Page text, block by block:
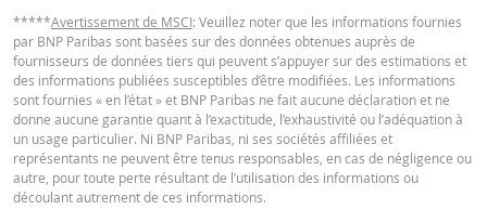
*****Avertissement de MSCI: Veuillez noter que les informations fournies
par BNP Paribas sont basées sur des données obtenues auprès de
fournisseurs de données tiers qui peuvent s’appuyer sur des estimations et
des informations publiées susceptibles d’être modifiées. Les informations
sont fournies « en l’état » et BNP Paribas ne fait aucune déclaration et ne
donne aucune garantie quant à l’exactitude, l’exhaustivité ou l’adéquation à
un usage particulier. Ni BNP Paribas, ni ses sociétés affiliées et
représentants ne peuvent être tenus responsables, en cas de négligence ou
autre, pour toute perte résultant de l’utilisation des informations ou
découlant autrement de ces informations.